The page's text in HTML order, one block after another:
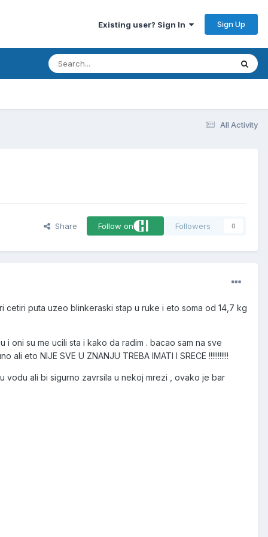
Existing user? Sign In Sign Up
All Activity
Share Follow on Followers 0
cetiri puta uzeo blinkeraski stap u ruke i eto soma od 14,7 kg
oni su me ucili sta i kako da radim . bacao sam na sve
eto NIJE SVE U ZNANJU TREBA IMATI I SRECE !!!!!!!!!!!
vodu ali bi sigurno zavrsila u nekoj mrezi , ovako je bar